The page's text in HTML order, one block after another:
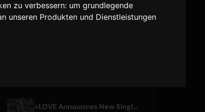
zu verbessern: um grundlegende
unseren Produkten und Dienstleistungen
Only Hits Japan
=LOVE Announces New Single 'Koi, Hajimemashita.' and Tokyo Dome Concerts